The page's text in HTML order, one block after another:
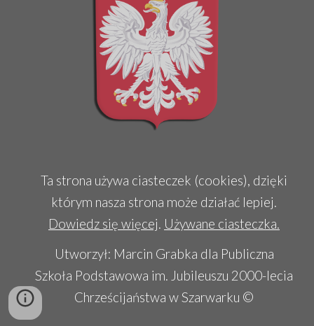
Ta strona używa ciasteczek (cookies), dzięki
którym nasza strona może działać lepiej.
Dowiedz się więcej. Używane ciasteczka.
Utworzył: Marcin Grabka dla Publiczna
Szkoła Podstawowa im. Jubileuszu 2000-lecia
Chrześcijaństwa w Szarwarku ©